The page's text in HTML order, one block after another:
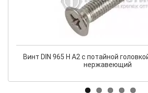
Винт DIN 965 H A2 с потайной
нержавеющий